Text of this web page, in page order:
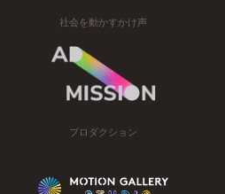
社会を動かすかけ声
プロダクション